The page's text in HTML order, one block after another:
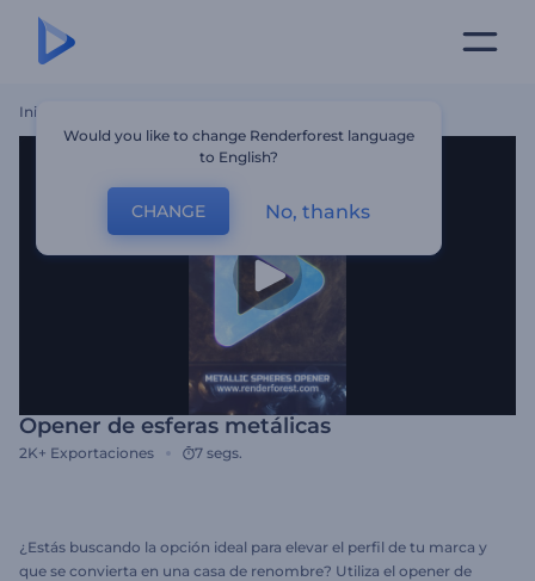
Inicio
Opener de esferas metálicas
2K+ Exportaciones 7 segs.
¿Estás buscando la opción ideal para elevar el perfil de tu marca y
que se convierta en una casa de renombre? Utiliza el opener de
Would you like to change Renderforest language
to English?
CHANGE No, thanks